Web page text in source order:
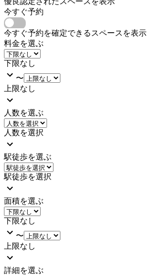
今すぐ予約
今すぐ予約を確定できるスペースを表示
料金を選ぶ
下限なし
〜
上限なし
人数を選ぶ
人数を選択
駅徒歩を選ぶ
駅徒歩を選択
面積を選ぶ
下限なし
〜
上限なし
詳細を選ぶ